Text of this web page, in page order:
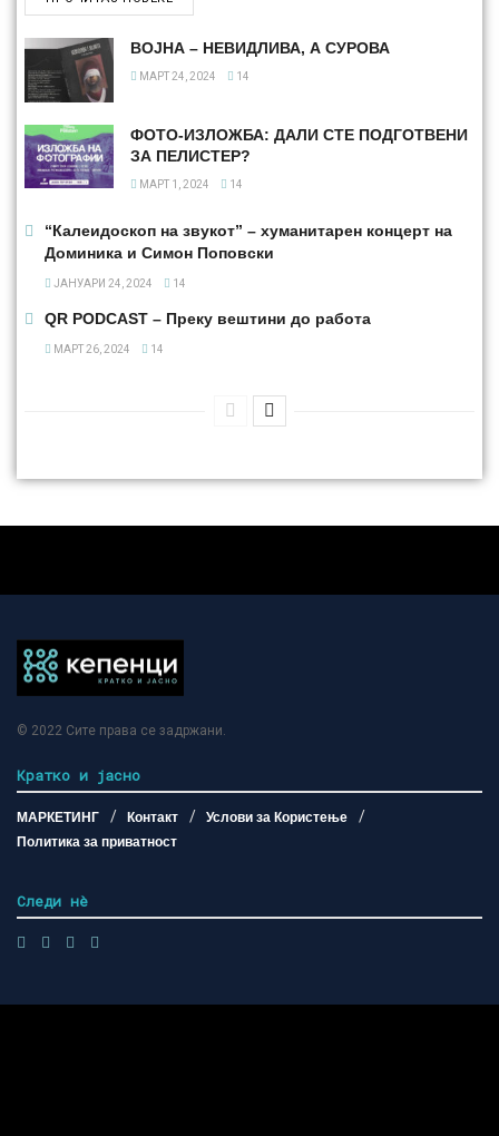
ВОЈНА – НЕВИДЛИВА, А СУРОВА
МАРТ 24, 2024 14
ФОТО-ИЗЛОЖБА: ДАЛИ СТЕ ПОДГОТВЕНИ
ЗА ПЕЛИСТЕР?
МАРТ 1, 2024 14
“Калеидоскоп на звукот” – хуманитарен концерт на
Доминика и Симон Поповски
ЈАНУАРИ 24, 2024 14
QR PODCAST – Преку вештини до работа
МАРТ 26, 2024 14
© 2022 Сите права се задржани.
Кратко и јасно
МАРКЕТИНГ Контакт
Услови за Користење
Политика за приватност
Следи нѐ